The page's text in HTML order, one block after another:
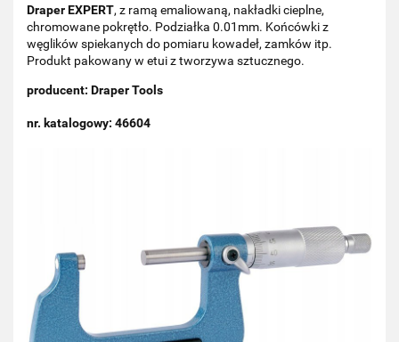
Draper EXPERT, z ramą emaliowaną, nakładki cieplne,
chromowane pokrętło. Podziałka 0.01mm. Końcówki z
węglików spiekanych do pomiaru kowadeł, zamków itp.
Produkt pakowany w etui z tworzywa sztucznego.
producent: Draper Tools
nr. katalogowy: 46604